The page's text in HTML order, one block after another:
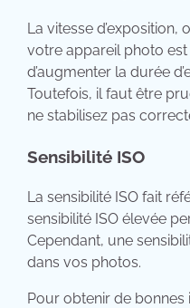
La vitesse
votre appareil photo
d’augmenter la durée
Toutefois, il faut être
ne stabilisez pas
Sensibilité ISO
La sensibilité ISO fait
sensibilité ISO élevée
Cependant, une
dans vos photos.
Pour obtenir de